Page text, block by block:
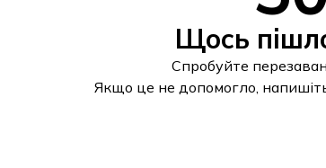
Щось
Спробуйте
Якщо це не допомогло,